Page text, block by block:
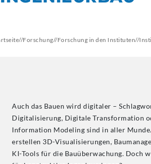
//Forschung//Forschung in den Instituten//
Auch das Bauen wird digitaler –
Digitalisierung, Digitale Transformation
Information Modeling sind in aller
erstellen 3D-Visualisierungen,
KI-Tools für die Bauüberwachung. Doch